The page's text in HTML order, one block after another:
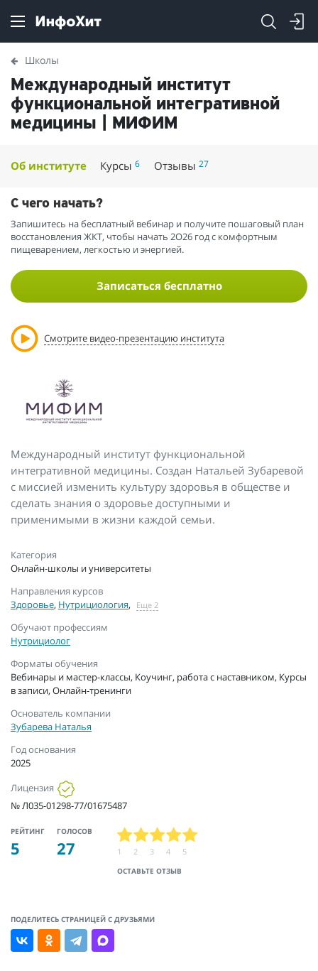
Школы
Международный институт
функциональной интегративной
медицины | МИФИМ
Об институте Курсы6 Отзывы 27
Международный институт функциональной
интегративной медицины. Создан Натальей Зубаревой
с миссией изменить культуру здоровья в обществе и
сделать знания о здоровье доступными и
применимыми в жизни каждой семьи.
Категория
Онлайн-школы и университеты
Направления курсов
Здоровье, Нутрициология, Еще 2
Обучают профессиям
Нутрициолог
Форматы обучения
Вебинары и мастер-классы, Коучинг, работа с наставником, Курсы
в записи, Онлайн-тренинги
Основатель компании
Зубарева Наталья
Год основания
2025
Лицензия
№ Л035-01298-77/01675487
РЕЙТИНГ
5
ГОЛОСОВ
27
ОСТАВЬТЕ ОТЗЫВ
1 2 3 4 5
ПОДЕЛИТЕСЬ СТРАНИЦЕЙ С ДРУЗЬЯМИ
С чего начать?
Запишитесь на бесплатный вебинар и получите пошаговый план
восстановления ЖКТ, чтобы начать 2О26 год с комфортным
пищеварением, легкостью и энергией.
Записаться бесплатно
Смотрите видео-презентацию института